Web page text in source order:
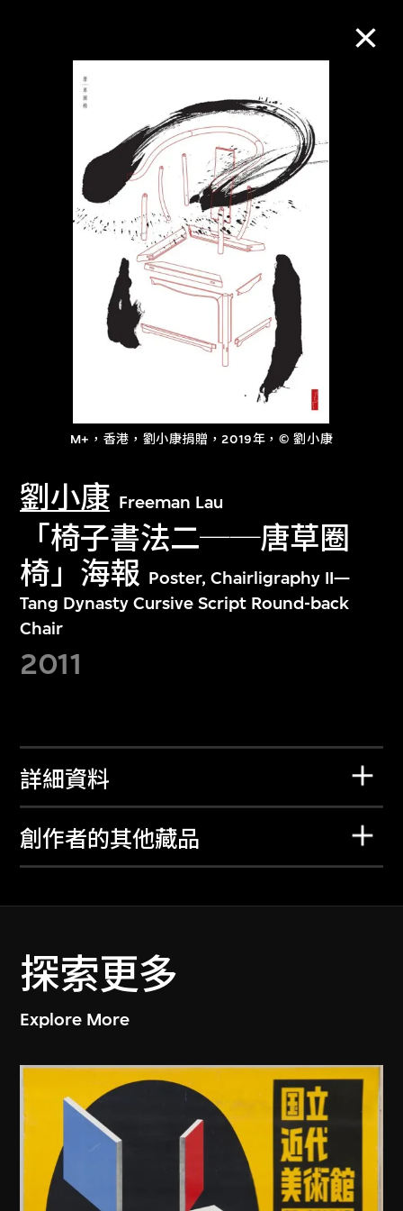
M+，香港，劉小康捐贈，2019年，© 劉小康
劉小康 Freeman Lau
「椅子書法二──唐草圈
椅」海報 Poster, Chairligraphy II—
Tang Dynasty Cursive Script Round-back
Chair
2011
詳細資料
創作者的其他藏品
探索更多
Explore More
M+藏品
進一步篩選
關於M+藏品
探索世界頂級的二十及二十一世紀視覺